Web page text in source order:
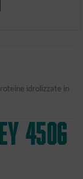
idrolizzate in
450g